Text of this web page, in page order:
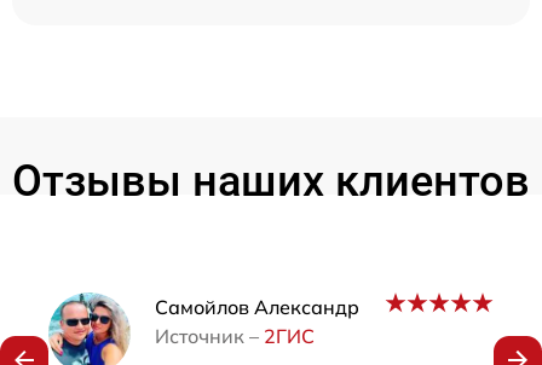
Отзывы наших клиентов
Самойлов Александр
Источник – 2ГИС
Наши мастера